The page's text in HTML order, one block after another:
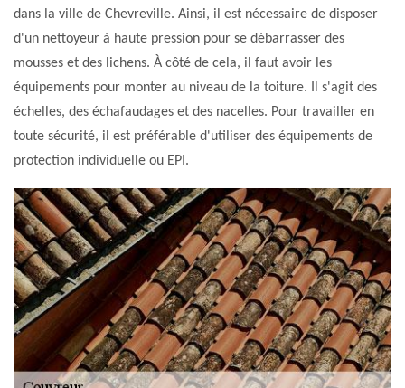
dans la ville de Chevreville. Ainsi, il est nécessaire de disposer
d'un nettoyeur à haute pression pour se débarrasser des
mousses et des lichens. À côté de cela, il faut avoir les
équipements pour monter au niveau de la toiture. Il s'agit des
échelles, des échafaudages et des nacelles. Pour travailler en
toute sécurité, il est préférable d'utiliser des équipements de
protection individuelle ou EPI.